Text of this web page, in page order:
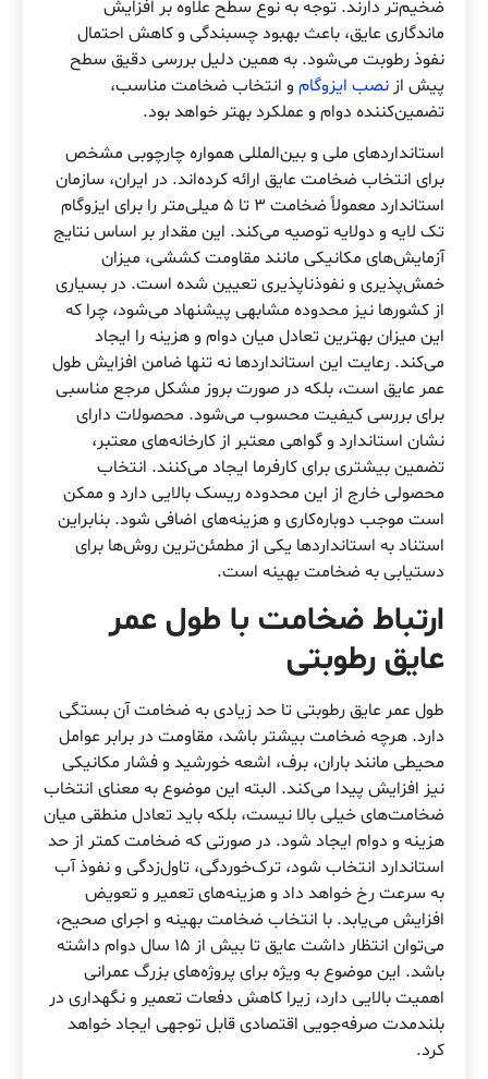
ضخیم‌تر دارند. توجه به نوع سطح علاوه بر افزایش
ماندگاری عایق، باعث بهبود چسبندگی و کاهش احتمال
نفوذ رطوبت می‌شود. به همین دلیل بررسی دقیق سطح
پیش از نصب ایزوگام و انتخاب ضخامت مناسب،
تضمین‌کننده دوام و عملکرد بهتر خواهد بود.
استانداردهای ملی و بین‌المللی همواره چارچوبی مشخص
برای انتخاب ضخامت عایق ارائه کرده‌اند. در ایران، سازمان
استاندارد معمولاً ضخامت ۳ تا ۵ میلی‌متر را برای ایزوگام
تک لایه و دولایه توصیه می‌کند. این مقدار بر اساس نتایج
آزمایش‌های مکانیکی مانند مقاومت کششی، میزان
خمش‌پذیری و نفوذناپذیری تعیین شده است. در بسیاری
از کشورها نیز محدوده مشابهی پیشنهاد می‌شود، چرا که
این میزان بهترین تعادل میان دوام و هزینه را ایجاد
می‌کند. رعایت این استانداردها نه تنها ضامن افزایش طول
عمر عایق است، بلکه در صورت بروز مشکل مرجع مناسبی
برای بررسی کیفیت محسوب می‌شود. محصولات دارای
نشان استاندارد و گواهی معتبر از کارخانه‌های معتبر،
تضمین بیشتری برای کارفرما ایجاد می‌کنند. انتخاب
محصولی خارج از این محدوده ریسک بالایی دارد و ممکن
است موجب دوباره‌کاری و هزینه‌های اضافی شود. بنابراین
استناد به استانداردها یکی از مطمئن‌ترین روش‌ها برای
دستیابی به ضخامت بهینه است.
ارتباط ضخامت با طول عمر
عایق رطوبتی
طول عمر عایق رطوبتی تا حد زیادی به ضخامت آن بستگی
دارد. هرچه ضخامت بیشتر باشد، مقاومت در برابر عوامل
محیطی مانند باران، برف، اشعه خورشید و فشار مکانیکی
نیز افزایش پیدا می‌کند. البته این موضوع به معنای انتخاب
ضخامت‌های خیلی بالا نیست، بلکه باید تعادل منطقی میان
هزینه و دوام ایجاد شود. در صورتی که ضخامت کمتر از حد
استاندارد انتخاب شود، ترک‌خوردگی، تاول‌زدگی و نفوذ آب
به سرعت رخ خواهد داد و هزینه‌های تعمیر و تعویض
افزایش می‌یابد. با انتخاب ضخامت بهینه و اجرای صحیح،
می‌توان انتظار داشت عایق تا بیش از ۱۵ سال دوام داشته
باشد. این موضوع به ویژه برای پروژه‌های بزرگ عمرانی
اهمیت بالایی دارد، زیرا کاهش دفعات تعمیر و نگهداری در
بلندمدت صرفه‌جویی اقتصادی قابل توجهی ایجاد خواهد
کرد.